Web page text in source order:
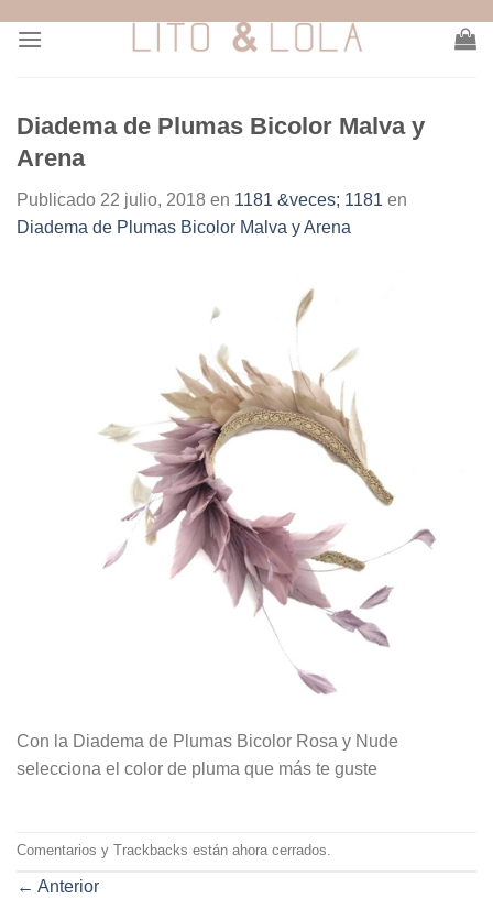
Diadema de Plumas Bicolor Malva y
Arena
Publicado 22 julio, 2018 en 1181 &veces; 1181 en
Diadema de Plumas Bicolor Malva y Arena
Con la Diadema de Plumas Bicolor Rosa y Nude
selecciona el color de pluma que más te guste
Comentarios y Trackbacks están ahora cerrados.
← Anterior